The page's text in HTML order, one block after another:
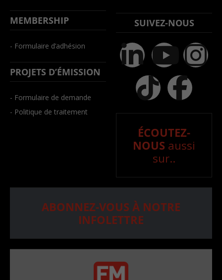
MEMBERSHIP
- Formulaire d’adhésion
PROJETS D’ÉMISSION
- Formulaire de demande
- Politique de traitement
SUIVEZ-NOUS
ÉCOUTEZ-
NOUS aussi
sur..
ABONNEZ-VOUS À NOTRE
INFOLETTRE